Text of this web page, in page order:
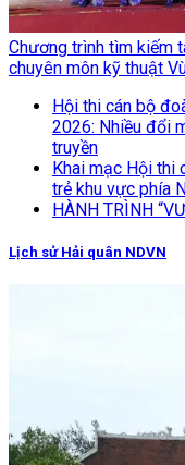
Chương trình tìm kiếm
chuyên môn kỹ thuật
Hội thi cán bộ
2026: Nhiều đổi
truyền
Khai mạc Hội thi
trẻ khu vực phía
HÀNH TRÌNH
Lịch sử Hải quân NDVN